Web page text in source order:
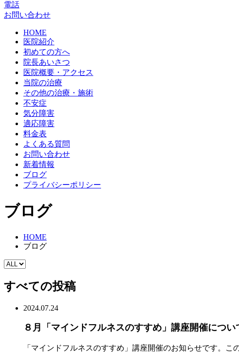
電話
お問い合わせ
HOME
医院紹介
初めての方へ
院長あいさつ
医院概要・アクセス
当院の治療
その他の治療・施術
不安症
気分障害
適応障害
料金表
よくある質問
お問い合わせ
新着情報
ブログ
プライバシーポリシー
ブログ
HOME
ブログ
すべての投稿
2024.07.24
８月「マインドフルネスのすすめ」講座開催につい
「マインドフルネスのすすめ」講座開催のお知らせです